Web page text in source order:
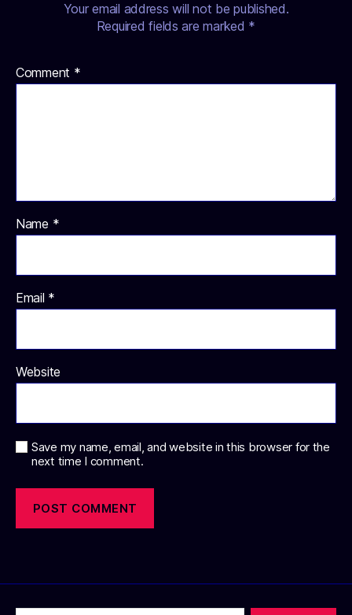
Your email address will not be published.
Required fields are marked *
Comment *
Name *
Email *
Website
Save my name, email, and website in this browser for the
next time I comment.